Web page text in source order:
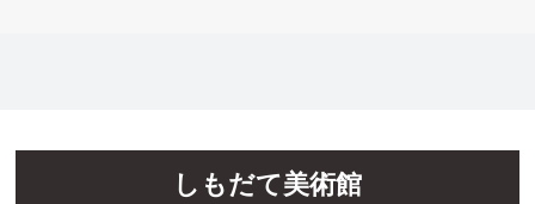
しもだて美術館